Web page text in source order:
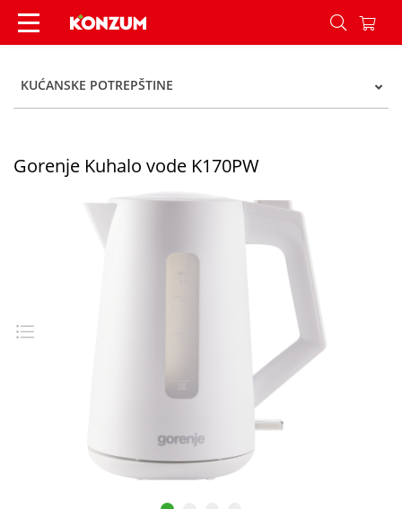
Gorenje Kuhalo vode K170PW - Konzum
KUĆANSKE POTREPŠTINE
Gorenje Kuhalo vode K170PW